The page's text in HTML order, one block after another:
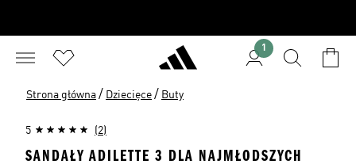
1
Strona główna / Dziecięce / Buty
5 (2)
SANDAŁY ADILETTE 3 DLA NAJMŁODSZYCH